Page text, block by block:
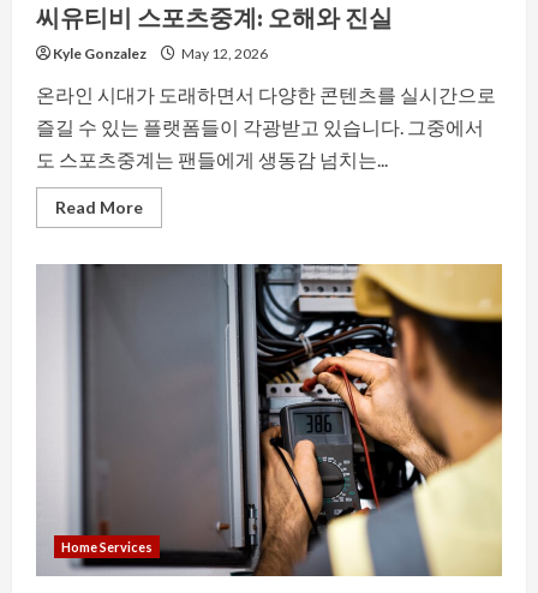
씨유티비 스포츠중계: 오해와 진실
Kyle Gonzalez May 12, 2026
온라인 시대가 도래하면서 다양한 콘텐츠를 실시간으로
즐길 수 있는 플랫폼들이 각광받고 있습니다. 그중에서
도 스포츠중계는 팬들에게 생동감 넘치는...
Read MoreRead
more
Home Services